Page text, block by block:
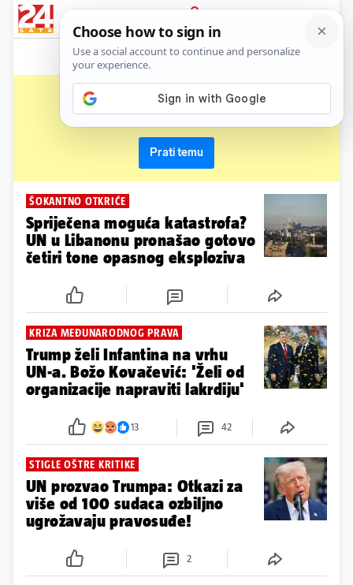
PRIJAVA
News
un
Prati temu
ŠOKANTNO OTKRIĆE
Spriječena moguća katastrofa?
UN u Libanonu pronašao gotovo
četiri tone opasnog eksploziva
KRIZA MEĐUNARODNOG PRAVA
Trump želi Infantina na vrhu
UN-a. Božo Kovačević: 'Želi od
organizacije napraviti lakrdiju'
13 42
STIGLE OŠTRE KRITIKE
UN prozvao Trumpa: Otkazi za
više od 100 sudaca ozbiljno
ugrožavaju pravosuđe!
2